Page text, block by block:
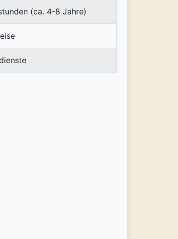
(ca. 4-8 Jahre)